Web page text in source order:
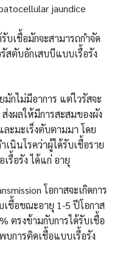
jaundice
บเชื้อมักจะสามารถกำจัด
สตับอักเสบบีแบบเรื้อรัง
กไม่มีอาการ แต่ไวรัสจะ
งผลให้มีการสะสมของผัง
ะมะเร็งตับตามมา โดย
นินโรคว่าผู้ได้รับเชื้อราย
รื้อรัง ได้แก่ อายุ
โอกาสจะเกิดการ
เชื้อขณะอายุ 1-5 ปีโอกาส
ตรงข้ามกับการได้รับเชื้อ
การติดเชื้อแบบเรื้อรัง